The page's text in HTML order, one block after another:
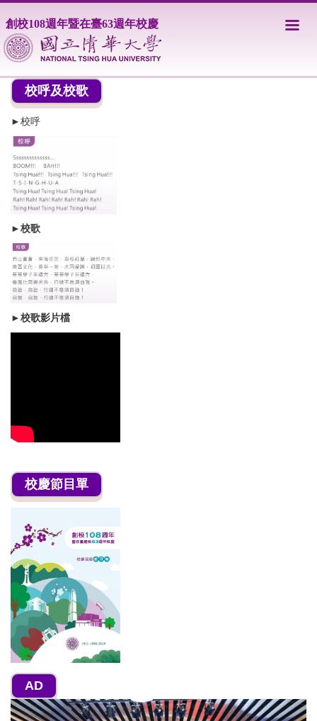
到
主
要
容
區
創校108週年暨在臺63週年校慶
校呼及校歌
►校呼
► 校歌
► 校歌影片檔
校慶節目單
AD